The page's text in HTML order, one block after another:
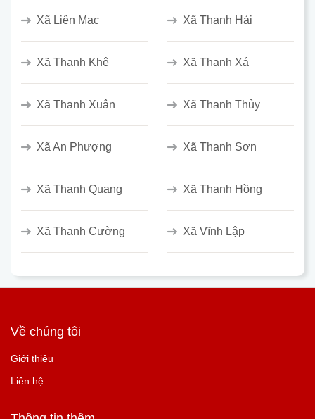
Xã Liên Mạc Xã Thanh Hải
Xã Thanh Khê Xã Thanh Xá
Xã Thanh Xuân Xã Thanh Thủy
Xã An Phượng Xã Thanh Sơn
Xã Thanh Quang Xã Thanh Hồng
Xã Thanh Cường Xã Vĩnh Lập
Về chúng tôi
Giới thiệu
Liên hệ